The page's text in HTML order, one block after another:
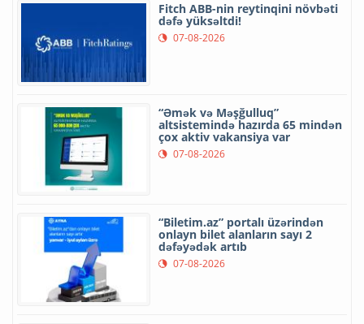
Fitch ABB-nin reytinqini növbəti
dəfə yüksəltdi!
07-08-2026
“Əmək və Məşğulluq”
altsistemində hazırda 65 mindən
çox aktiv vakansiya var
07-08-2026
“Biletim.az” portalı üzərindən
onlayn bilet alanların sayı 2
dəfəyədək artıb
07-08-2026